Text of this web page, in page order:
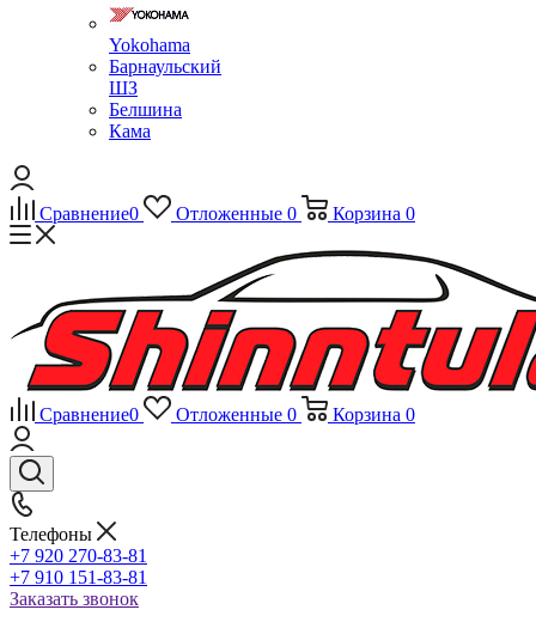
Yokohama
Барнаульский
ШЗ
Белшина
Кама
Сравнение0 Отложенные 0 Корзина 0
Сравнение0 Отложенные 0 Корзина 0
Телефоны
+7 920 270-83-81
+7 910 151-83-81
Заказать звонок